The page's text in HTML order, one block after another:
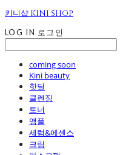
키니샵 KINI SHOP
LOG IN 로그인
coming soon
Kini beauty
핫딜
클렌징
토너
앰플
세럼&에센스
크림